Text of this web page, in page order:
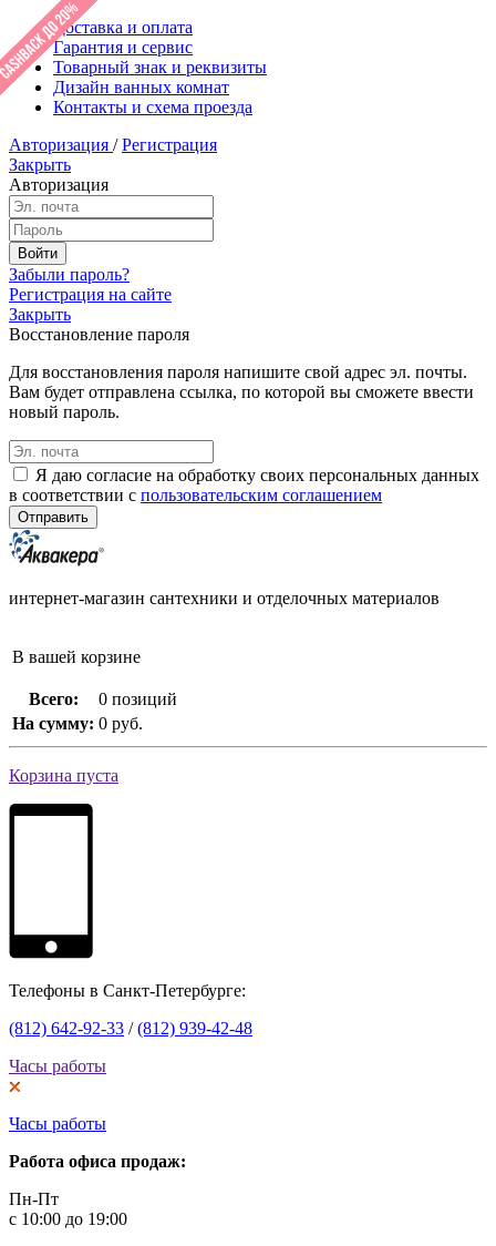
Доставка и оплата
Гарантия и сервис
Товарный знак и реквизиты
Дизайн ванных комнат
Контакты и схема проезда
Авторизация / Регистрация
Закрыть
Авторизация
Забыли пароль?
Регистрация на сайте
Закрыть
Восстановление пароля
Для восстановления пароля напишите свой адрес эл. почты.
Вам будет отправлена ссылка, по которой вы сможете ввести
новый пароль.
Я даю согласие на обработку своих персональных данных
в соответствии с пользовательским соглашением
интернет-магазин сантехники и отделочных материалов
В вашей корзине
Всего:
0 позиций
На сумму: 0 руб.
Корзина пуста
Телефоны в Санкт-Петербурге:
(812) 642-92-33 /(812) 939-42-48
Часы работы
Часы работы
Работа офиса продаж:
Пн-Пт
с 10:00 до 19:00